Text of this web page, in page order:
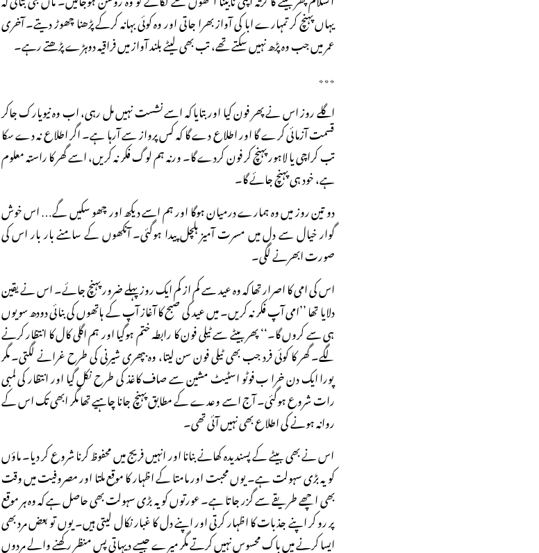
یہاں پہنچ کر تمہارے ابا کی آواز بھرا جاتی اور وہ کوئی بہانہ کرکے پڑھنا چھوڑ دیتے۔ آخری
عمر میں جب وہ پڑھ نہیں سکتے تھے، تب بھی لیٹے بلند آواز میں فراقیہ دوہڑے پڑھتے رہے۔
٭٭٭
اگلے روز اس نے پھر فون کیا اور بتایا کہ اسے نشست نہیں مل رہی، اب وہ نیویارک جاکر
قسمت آزمائی کرے گا اور اطلاع دے گا کہ کس پرواز سے آرہا ہے۔ اگر اطلاع نہ دے سکا
تب کراچی یا لاہور پہنچ کر فون کردے گا۔ ورنہ ہم لوگ فکر نہ کریں، اسے گھر کا راستہ معلوم
ہے، خود ہی پہنچ جائے گا۔
دو تین روز میں وہ ہمارے درمیان ہوگا اور ہم اسے دیکھ اور چھو سکیں گے… اس خوش
گوار خیال سے دل میں مسرت آمیز ہلچل پیدا ہوگئی۔ آنکھوں کے سامنے بار بار اس کی
صورت ابھرنے لگی۔
اس کی امی کا اصرار تھا کہ وہ عید سے کم از کم ایک روز پہلے ضرور پہنچ جائے۔ اس نے یقین
دلایا تھا ’’امی آپ فکر نہ کریں۔ میں عید کی صبح کا آغاز آپ کے ہاتھوں کی بنائی دودھ سویوں
ہی سے کروں گا۔‘‘ پھر بیٹے سے ٹیلی فون کا رابطہ ختم ہوگیا اور ہم اگلی کال کا انتظار کرنے
لگے۔ گھر کا کوئی فرد جب بھی ٹیلی فون سن لیتا، وہ بپھری شیرنی کی طرح غرانے لگتی۔ مگر
پورا ایک دن خرا ب فوٹو اسٹیٹ مشین سے صاف کاغذ کی طرح نکل گیا اور انتظار کی لمبی
رات شروع ہوگئی۔ آج اسے وعدے کے مطابق پہنچ جانا چاہیے تھا مگر ابھی تک اس کے
روانہ ہونے کی اطلاع بھی نہیں آئی تھی۔
اس نے بھی بیٹے کے پسندیدہ کھانے بنانا اور انہیں فریج میں محفوظ کرنا شروع کر دیا۔ ماؤں
کو یہ بڑی سہولت ہے۔ یوں محبت اور مامتا کے اظہار کا موقع ملتا اور مصروفیت میں وقت
بھی اچھے طریقے سے گزر جاتا ہے۔ عورتوں کو یہ بڑی سہولت بھی حاصل ہے کہ وہ ہر موقع
پر رو کر اپنے جذبات کا اظہار کرتی اور اپنے دل کا غبار نکال لیتی ہیں۔ یوں تو بعض مرد بھی
ایسا کرنے میں باک محسوس نہیں کرتے مگر میرے جیسے دیہاتی پس منظر رکھنے والے مردوں